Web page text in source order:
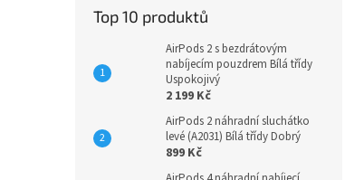
Top 10 produktů
AirPods 2 s bezdrátovým
nabíjecím pouzdrem Bílá třídy
Uspokojivý
2 199 Kč
AirPods 2 náhradní sluchátko
levé (A2031) Bílá třídy Dobrý
899 Kč